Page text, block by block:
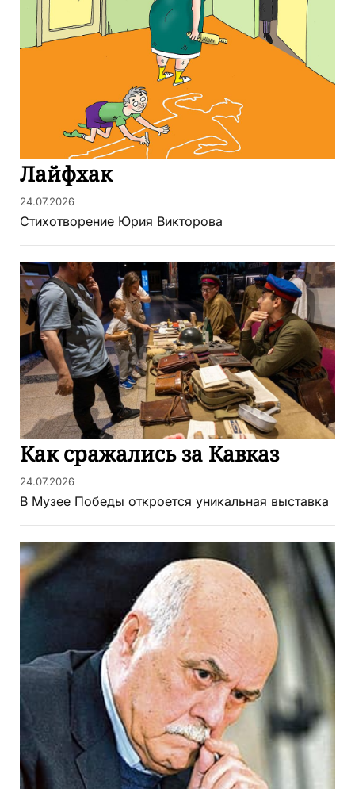
Лайфхак
24.07.2026
Стихотворение Юрия Викторова
Как сражались за Кавказ
24.07.2026
В Музее Победы откроется уникальная выставка